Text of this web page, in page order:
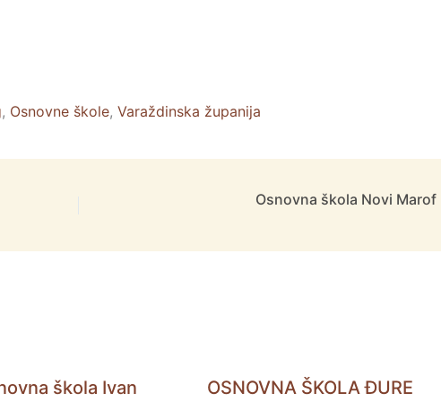
, Osnovne škole, Varaždinska županija
Osnovna škola Novi Marof
škola Ivan OSNOVNA ŠKOLA ĐURE